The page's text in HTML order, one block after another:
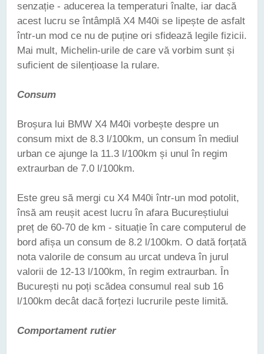
senzație - aducerea la temperaturi înalte, iar dacă
acest lucru se întâmplă X4 M40i se lipește de asfalt
într-un mod ce nu de puține ori sfidează legile fizicii.
Mai mult, Michelin-urile de care vă vorbim sunt și
suficient de silențioase la rulare.
Consum
Broșura lui BMW X4 M40i vorbește despre un
consum mixt de 8.3 l/100km, un consum în mediul
urban ce ajunge la 11.3 l/100km și unul în regim
extraurban de 7.0 l/100km.
Este greu să mergi cu X4 M40i într-un mod potolit,
însă am reușit acest lucru în afara Bucureștiului
preț de 60-70 de km - situație în care computerul de
bord afișa un consum de 8.2 l/100km. O dată forțată
nota valorile de consum au urcat undeva în jurul
valorii de 12-13 l/100km, în regim extraurban. În
București nu poți scădea consumul real sub 16
l/100km decât dacă forțezi lucrurile peste limită.
Comportament rutier